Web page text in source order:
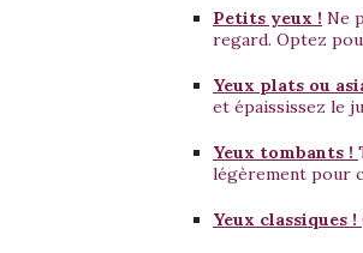
Petits yeux ! Ne
regard. Optez
Yeux plats ou
et épaississez le
Yeux tombants !
légèrement pour
Yeux classiques !